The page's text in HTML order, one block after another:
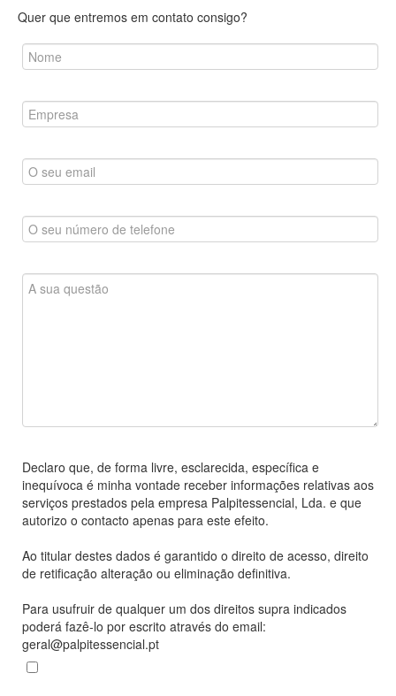
Quer que entremos em contato consigo?
Declaro que, de forma livre, esclarecida, específica e
inequívoca é minha vontade receber informações relativas aos
serviços prestados pela empresa Palpitessencial, Lda. e que
autorizo o contacto apenas para este efeito.
Ao titular destes dados é garantido o direito de acesso, direito
de retificação alteração ou eliminação definitiva.
Para usufruir de qualquer um dos direitos supra indicados
poderá fazê-lo por escrito através do email:
geral@palpitessencial.pt